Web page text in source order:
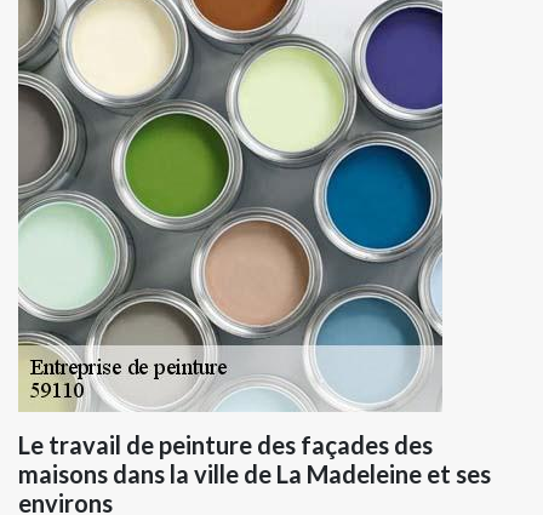
Le travail de peinture des façades des
maisons dans la ville de La Madeleine et ses
environs